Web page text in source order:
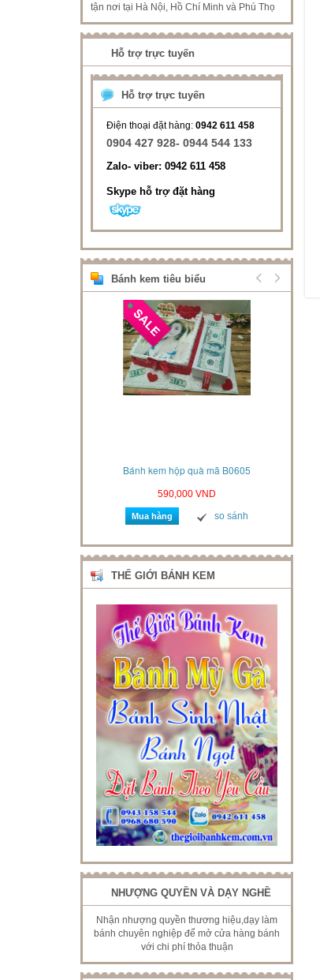
tận nơi tại Hà Nội, Hồ Chí Minh và Phú Thọ
Hỗ trợ trực tuyến
Hỗ trợ trực tuyến
Điện thoại đặt hàng: 0942 611 458
0904 427 928- 0944 544 133
Zalo- viber: 0942 611 458
Skype hỗ trợ đặt hàng
Bánh kem tiêu biểu
Bánh kem hộp quà mã B0605
590,000 VND
Mua hàng so sánh
THẾ GIỚI BÁNH KEM
NHƯỢNG QUYỀN VÀ DẠY NGHỀ
Nhận nhượng quyền thương hiệu,dạy làm
bánh chuyên nghiệp để mở cửa hàng bánh
với chi phí thỏa thuận